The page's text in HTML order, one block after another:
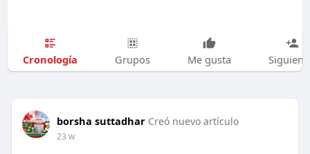
Cronología Grupos Me gusta
borsha suttadhar Creó nuevo artículo
23 w